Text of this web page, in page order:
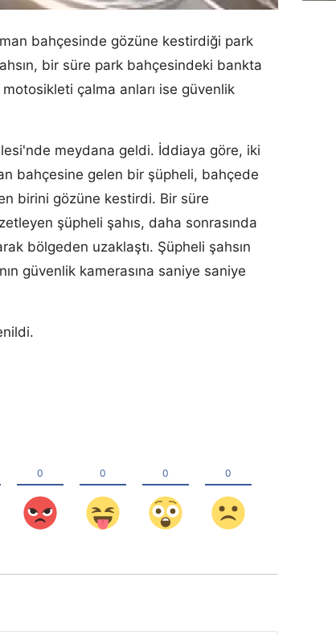
bahçesinde gözüne kestirdiği park
bir süre park bahçesindeki bankta
çalma anları ise güvenlik
meydana geldi. İddiaya göre, iki
bahçesine gelen bir şüpheli, bahçede
birini gözüne kestirdi. Bir süre
şüpheli şahıs, daha sonrasında
bölgeden uzaklaştı. Şüpheli şahsın
güvenlik kamerasına saniye saniye